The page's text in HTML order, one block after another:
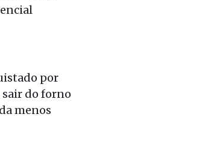
por
sair do forno
menos